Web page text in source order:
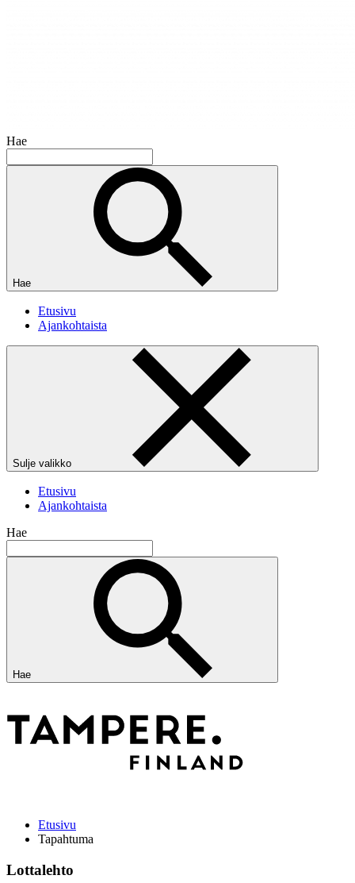
Hae
Hae
Etusivu
Ajankohtaista
Sulje valikko
Etusivu
Ajankohtaista
Hae
Hae
Etusivu
Tapahtuma
Lottalehto